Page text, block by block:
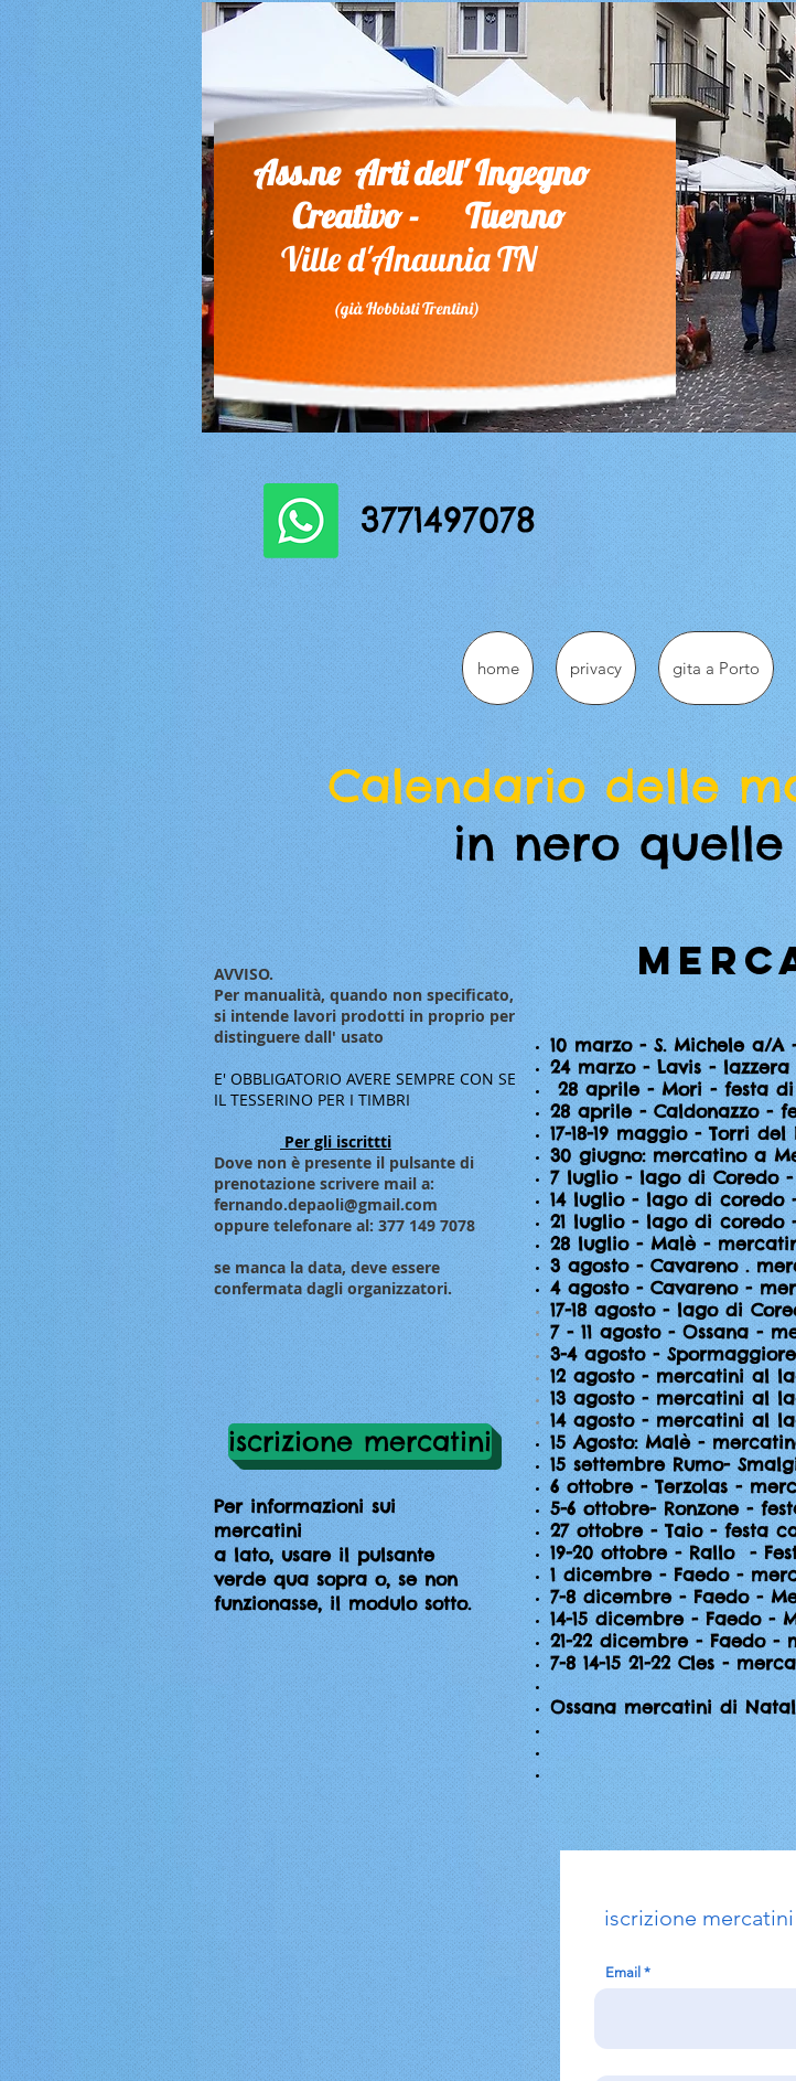
Ass.ne Arti dell' Ingegno
Creativo - Tuenno
Ville d'Anaunia TN
(già Hobbisti Trentini)
3771497078
Calendario delle
in nero
AVVISO.
Per manualità, quando non specificato,
si intende lavori prodotti in proprio per
distinguere dall' usato
E' OBBLIGATORIO AVERE SEMPRE CON SE
IL TESSERINO PER I TIMBRI
Per gli iscrittti
Dove non è presente il pulsante di
prenotazione scrivere mail a:
fernando.depaoli@gmail.com
oppure telefonare al: 377 149 7078
se manca la data, deve essere
confermata dagli organizzatori.
iscrizione mercatini
Per informazioni sui
mercatini
a lato, usare il pulsante
verde qua sopra o, se non
funzionasse, il modulo sotto.
10 marzo - S. Michele a/
24 marzo - Lavis -
28 aprile - Mori - festa
28 aprile - Caldonazzo -
17-18-19 maggio - Torri
30 giugno: mercatino a
7 luglio - lago di Coredo
14 luglio - lago di
21 luglio - lago di
28 luglio - Malè -
3 agosto - Cavareno .
4 agosto - Cavareno -
17-18 agosto - lago di
7 - 11 agosto - Ossana -
3-4 agosto -
12 agosto - mercatini al
13 agosto - mercatini al
14 agosto - mercatini al
15 Agosto: Malè -
15 settembre Rumo-
6 ottobre - Terzolas -
5-6 ottobre- Ronzone -
27 ottobre - Taio - festa
19-20 ottobre - Rallo -
1 dicembre - Faedo -
7-8 dicembre - Faedo -
14-15 dicembre - Faedo -
21-22 dicembre - Faedo
7-8 14-15 21-22 Cles -
Ossana mercatini di
iscrizione mercatini
Email
home privacy gita a Porto